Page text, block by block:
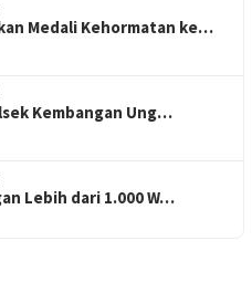
Medali Kehormatan ke…
Kembangan Ung…
Lebih dari 1.000 W…